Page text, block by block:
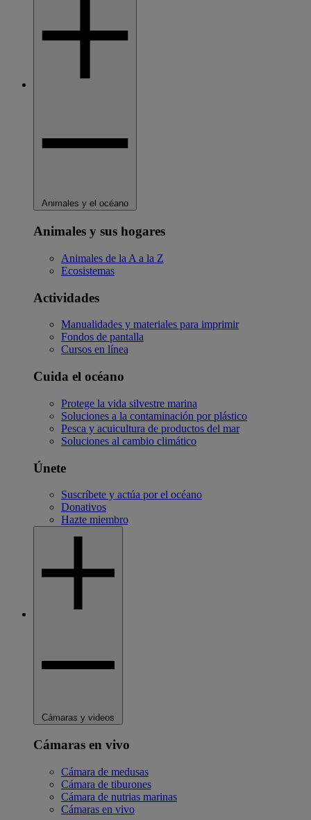
Animales y el océano
Animales y sus hogares
Animales de la A a la Z
Ecosistemas
Actividades
Manualidades y materiales para imprimir
Fondos de pantalla
Cursos en línea
Cuida el océano
Protege la vida silvestre marina
Soluciones a la contaminación por plástico
Pesca y acuicultura de productos del mar
Soluciones al cambio climático
Únete
Suscríbete y actúa por el océano
Donativos
Hazte miembro
Cámaras y videos
Cámaras en vivo
Cámara de medusas
Cámara de tiburones
Cámara de nutrias marinas
Cámaras en vivo